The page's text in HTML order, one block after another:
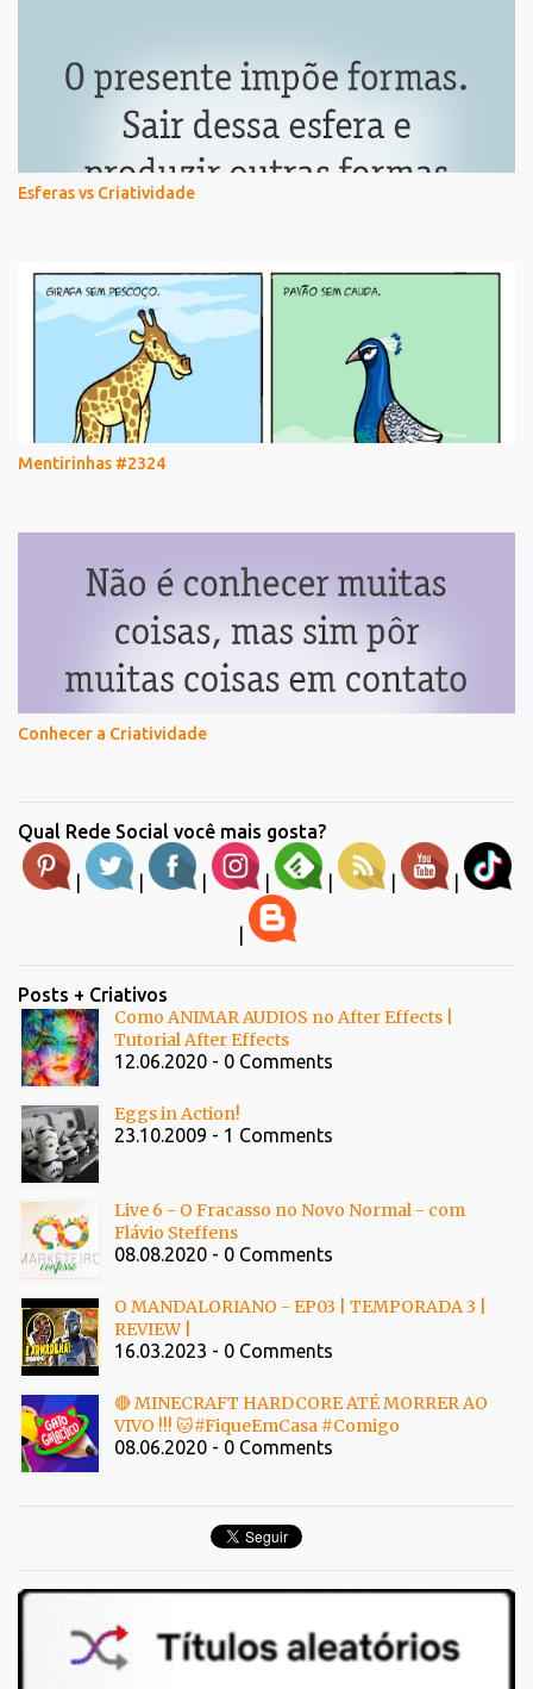
Esferas vs Criatividade
Mentirinhas #2324
Conhecer a Criatividade
Qual Rede Social você mais gosta?
| | | | | | |
Posts + Criativos
Como ANIMAR AUDIOS no After Effects |
Tutorial After Effects
12.06.2020 - 0 Comments
Eggs in Action!
23.10.2009 - 1 Comments
Live 6 - O Fracasso no Novo Normal - com
Flávio Steffens
08.08.2020 - 0 Comments
O MANDALORIANO - EP03 | TEMPORADA 3 |
REVIEW |
16.03.2023 - 0 Comments
🔴 MINECRAFT HARDCORE ATÉ MORRER AO
VIVO !!! 🐱#FiqueEmCasa #Comigo
08.06.2020 - 0 Comments